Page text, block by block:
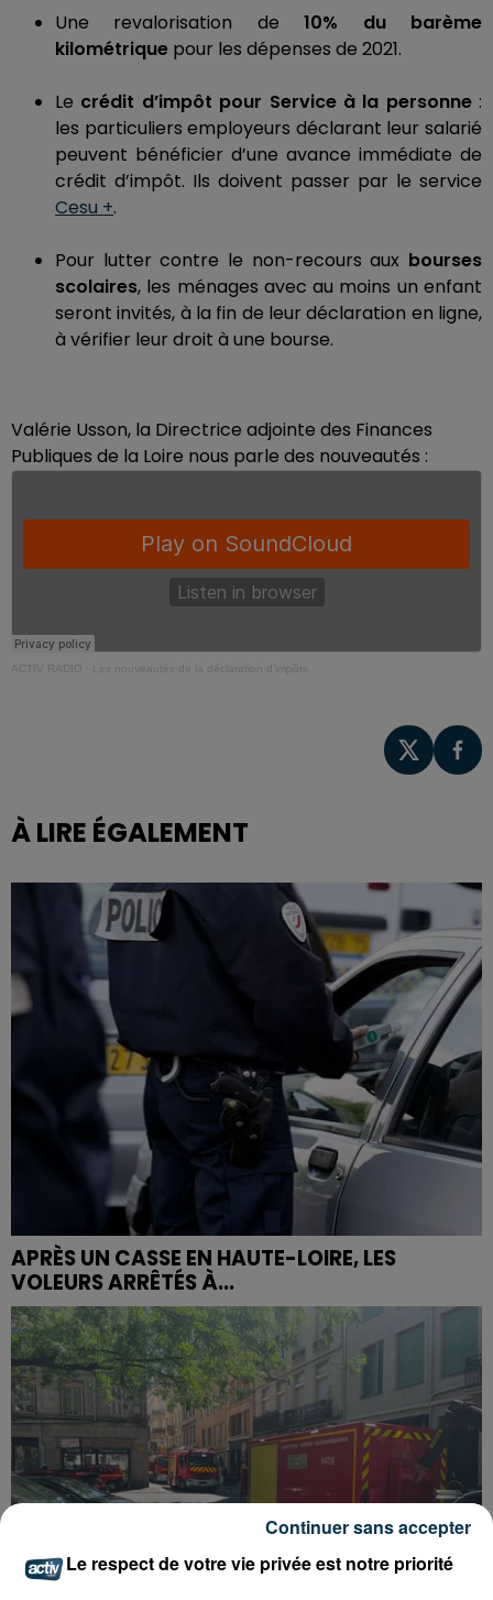
Une revalorisation de10% du barème
kilométrique pour les dépenses de 2021.
Le crédit d’impôt pour Service à la personne:
les particuliers employeurs déclarant leur salarié
peuvent bénéficier d’une avance immédiate de
crédit d’impôt. Ils doivent passer par le service
Cesu +.
Pour lutter contre le non-recours aux bourses
scolaires, les ménages avec au moins un enfant
seront invités, à la fin de leur déclaration en ligne,
à vérifier leur droit à une bourse.
Valérie Usson, la Directrice adjointe des Finances
Publiques de la Loire nous parle des nouveautés :
ACTIV RADIO Les nouveautés de la déclaration d’impôts
À LIRE ÉGALEMENT
APRÈS UN CASSE EN HAUTE-LOIRE, LES
VOLEURS ARRÊTÉS À...
Le respect de votre vie privée est notre priorité
Continuer sans accepter